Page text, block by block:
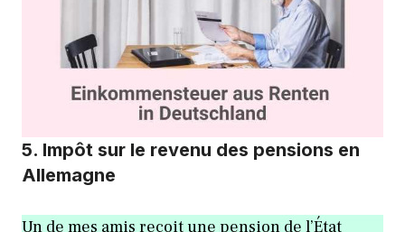
5. Impôt sur le revenu des pensions en
Allemagne
Un de mes amis reçoit une pension de l’État